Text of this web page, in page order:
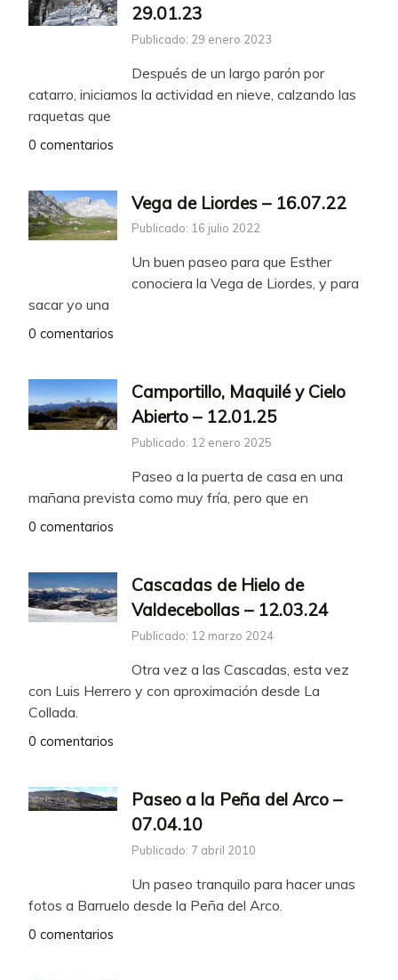
29.01.23
Publicado: 29 enero 2023
Después de un largo parón por
catarro, iniciamos la actividad en nieve, calzando las
raquetas que
0 comentarios
Vega de Liordes – 16.07.22
Publicado: 16 julio 2022
Un buen paseo para que Esther
conociera la Vega de Liordes, y para
sacar yo una
0 comentarios
Camportillo, Maquilé y Cielo
Abierto – 12.01.25
Publicado: 12 enero 2025
Paseo a la puerta de casa en una
mañana prevista como muy fría, pero que en
0 comentarios
Cascadas de Hielo de
Valdecebollas – 12.03.24
Publicado: 12 marzo 2024
Otra vez a las Cascadas, esta vez
con Luis Herrero y con aproximación desde La
Collada.
0 comentarios
Paseo a la Peña del Arco –
07.04.10
Publicado: 7 abril 2010
Un paseo tranquilo para hacer unas
fotos a Barruelo desde la Peña del Arco.
0 comentarios